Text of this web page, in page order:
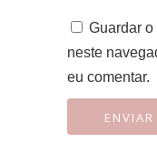
Guardar
neste
eu comentar.